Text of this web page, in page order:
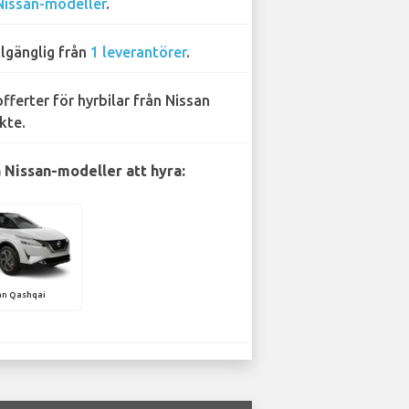
modeller.
från 1 leverantörer.
för hyrbilar från Nissan
Nissan-modeller att hyra:
Qashqai